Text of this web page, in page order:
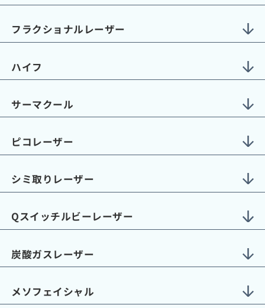
フラクショナルレーザー
ハイフ
サーマクール
ピコレーザー
シミ取りレーザー
Qスイッチルビーレーザー
炭酸ガスレーザー
メソフェイシャル